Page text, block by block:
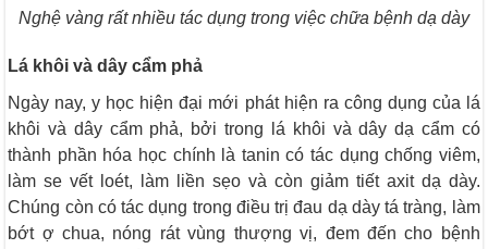
Nghệ vàng rất nhiều tác dụng trong việc chữa bệnh dạ dày
Lá khôi và dây cẩm phả
Ngày nay, y học hiện đại mới phát hiện ra công dụng của lá
khôi và dây cẩm phả, bởi trong lá khôi và dây dạ cẩm có
thành phần hóa học chính là tanin có tác dụng chống viêm,
làm se vết loét, làm liền sẹo và còn giảm tiết axit dạ dày.
Chúng còn có tác dụng trong điều trị đau dạ dày tá tràng, làm
bớt ợ chua, nóng rát vùng thượng vị, đem đến cho bệnh